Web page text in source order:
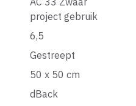
project gebruik
6,5
Gestreept
50 x 50 cm
dBack